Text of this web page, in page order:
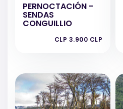
PERNOCTACIÓN -
SENDAS
CONGUILLIO
CLP 3.900 CLP